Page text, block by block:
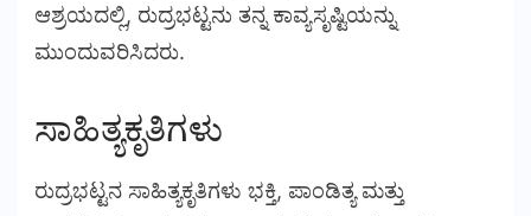
ಆಶ್ರಯದಲ್ಲಿ, ರುದ್ರಭಟ್ಟನು ತನ್ನ ಕಾವ್ಯಸೃಷ್ಟಿಯನ್ನು
ಮುಂದುವರಿಸಿದರು.
ಸಾಹಿತ್ಯಕೃತಿಗಳು
ರುದ್ರಭಟ್ಟನ ಸಾಹಿತ್ಯಕೃತಿಗಳು ಭಕ್ತಿ, ಪಾಂಡಿತ್ಯ ಮತ್ತು